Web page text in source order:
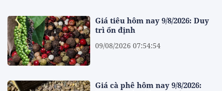
Giá tiêu hôm nay 9/8/2026: Duy
trì ổn định
09/08/2026 07:54:54
Giá cà phê hôm nay 9/8/2026: